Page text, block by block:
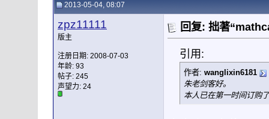
2013-05-04, 08:07
zpz11111
版主
注册日期: 2008-07-03
年龄: 93
帖子: 245
声望力: 24
回复: 拙著
引用:
作者: wanglixin6181
朱老剑客好。
本人已在第一时间订购